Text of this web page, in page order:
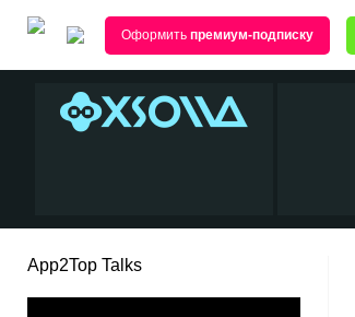
Оформить премиум-подписку
App2Top Talks